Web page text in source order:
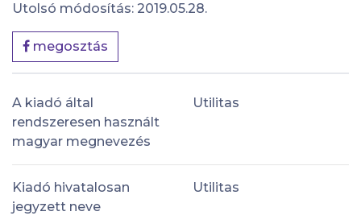
Utolsó módosítás: 2019.05.28.
megosztás
A kiadó által
rendszeresen használt
magyar megnevezés
Utilitas
Kiadó hivatalosan
jegyzett neve
Utilitas